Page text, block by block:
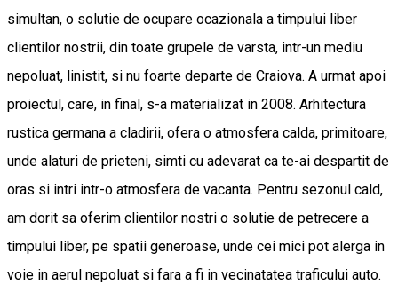
simultan, o solutie de ocupare ocazionala a timpului liber
clientilor nostrii, din toate grupele de varsta, intr-un mediu
nepoluat, linistit, si nu foarte departe de Craiova. A urmat apoi
proiectul, care, in final, s-a materializat in 2008. Arhitectura
rustica germana a cladirii, ofera o atmosfera calda, primitoare,
unde alaturi de prieteni, simti cu adevarat ca te-ai despartit de
oras si intri intr-o atmosfera de vacanta. Pentru sezonul cald,
am dorit sa oferim clientilor nostri o solutie de petrecere a
timpului liber, pe spatii generoase, unde cei mici pot alerga in
voie in aerul nepoluat si fara a fi in vecinatatea traficului auto.